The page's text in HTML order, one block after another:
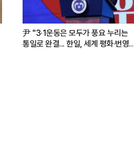
尹 "3·1운동은 모두가 풍요 누리는
통일로 완결... 한일, 세계 평화·번영